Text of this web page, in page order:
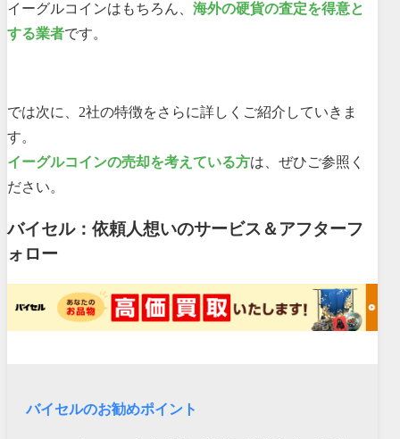
イーグルコインはもちろん、 海外の硬貨の査定を得意と
する業者です。
では次に、2社の特徴をさらに詳しくご紹介していきま
す。
イーグルコインの売却を考えている方は、ぜひご参照く
ださい。
バイセル：依頼人想いのサービス＆アフターフ
ォロー
バイセルのお勧めポイント